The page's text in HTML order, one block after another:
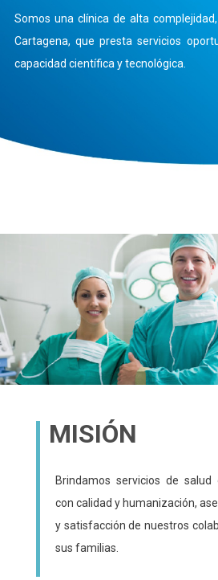
Somos una clínica de alta
Cartagena, que presta servicios
capacidad científica y tecnológica.
MISIÓN
Brindamos servicios de salud
con calidad y humanización,
y satisfacción de nuestros
sus familias.